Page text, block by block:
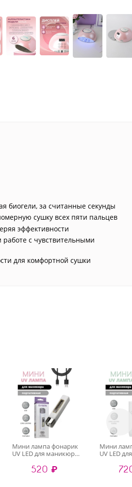
биогели, за считанные секунды
сушку всех пяти пальцев
эффективности
с чувствительными
для комфортной сушки
Мини лампа фонарик
UV LED для маникюра
520 ₽
Мини
UV LED